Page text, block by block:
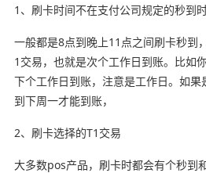
1、刷卡时间不在支付公司规定的秒到时
一般都是8点到晚上11点之间刷卡秒到
1交易，也就是次个工作日到账。比如
下个工作日到账，注意是工作日。如
到下周一才能到账，
2、刷卡选择的T1交易
大多数pos产品，刷卡时都会有个秒到